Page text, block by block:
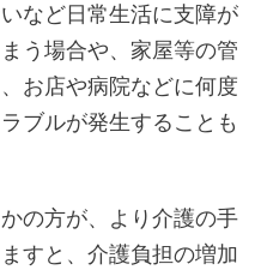
など日常生活に支障が
う場合や、家屋等の管
お店や病院などに何度
ブルが発生することも
の方が、より介護の手
すと、介護負担の増加